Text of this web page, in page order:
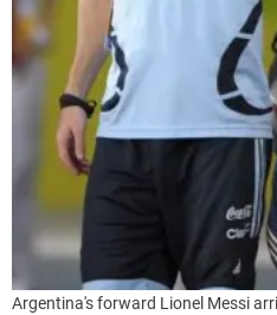
Argentina's forward Lionel Messi